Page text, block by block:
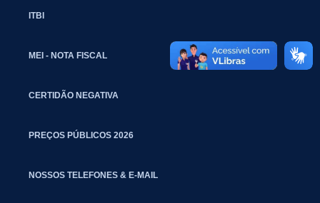
ITBI
MEI - NOTA FISCAL
CERTIDÃO NEGATIVA
PREÇOS PÚBLICOS 2026
NOSSOS TELEFONES & E-MAIL